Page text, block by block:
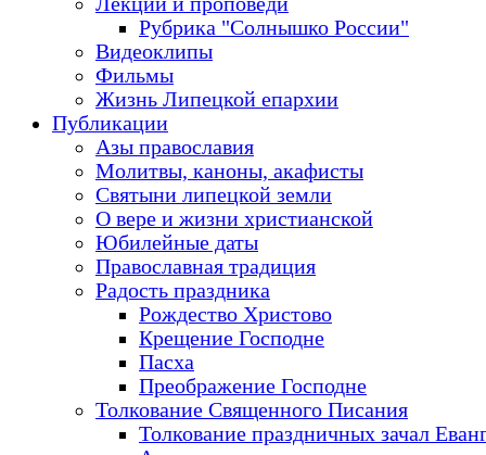
Рубрика "Солнышко России"
Видеоклипы
Фильмы
Жизнь Липецкой епархии
Публикации
Азы православия
Молитвы, каноны, акафисты
Святыни липецкой земли
О вере и жизни христианской
Юбилейные даты
Православная традиция
Радость праздника
Рождество Христово
Крещение Господне
Пасха
Преображение Господне
Толкование Священного Писания
Толкование праздничных зачал